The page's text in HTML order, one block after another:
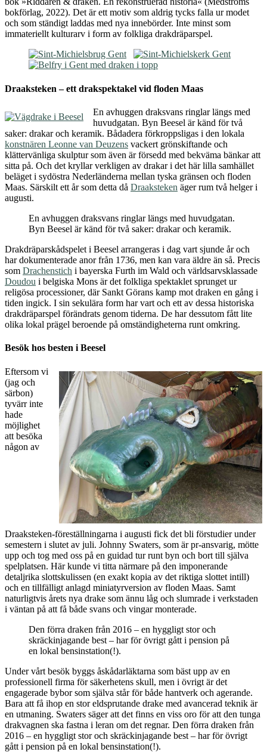
bokförlag, 2022). Det är ett motiv som aldrig tycks falla ur modet
och som ständigt laddas med nya innebörder. Inte minst som
immateriellt kulturarv i form av folkliga drakdräparspel.
Draaksteken – ett drakspektakel vid floden Maas
En avhuggen draksvans ringlar längs med
huvudgatan. Byn Beesel är känd för två
saker: drakar och keramik. Bådadera förkroppsligas i den lokala
konstnären Leonne van Deuzens vackert grönskiftande och
klättervänliga skulptur som även är försedd med bekväma bänkar att
sitta på. Och det kryllar verkligen av drakar i det här lilla samhället
beläget i sydöstra Nederländerna mellan tyska gränsen och floden
Maas. Särskilt ett år som detta då Draaksteken äger rum två helger i
augusti.
En avhuggen draksvans ringlar längs med huvudgatan.
Byn Beesel är känd för två saker: drakar och keramik.
Drakdräparskådspelet i Beesel arrangeras i dag vart sjunde år och
har dokumenterade anor från 1736, men kan vara äldre än så. Precis
som Drachenstich i bayerska Furth im Wald och världsarvsklassade
Doudou i belgiska Mons är det folkliga spektaklet sprunget ur
religösa processioner, där Sankt Görans kamp mot draken en gång i
tiden ingick. I sin sekulära form har vart och ett av dessa historiska
drakdräparspel förändrats genom tiderna. De har dessutom fått lite
olika lokal prägel beroende på omständigheterna runt omkring.
Besök hos besten i Beesel
Eftersom vi
(jag och
särbon)
tyvärr inte
hade
möjlighet
att besöka
någon av
Draaksteken-föreställningarna i augusti fick det bli förstudier under
semestern i slutet av juli. Johnny Swaters, som är pr-ansvarig, mötte
upp och tog med oss på en guidad tur runt byn och bort till själva
spelplatsen. Här kunde vi titta närmare på den imponerande
detaljrika slottskulissen (en exakt kopia av det riktiga slottet intill)
och en tillfälligt anlagd miniatyrversion av floden Maas. Samt
naturligtvis årets nya drake som ännu låg och slumrade i verkstaden
i väntan på att få både svans och vingar monterade.
Den förra draken från 2016 – en hyggligt stor och
skräckinjagande best – har för övrigt gått i pension på
en lokal bensinstation(!).
Under vårt besök byggs åskådarläktarna som bäst upp av en
professionell firma för säkerhetens skull, men i övrigt är det
engagerade bybor som själva står för både hantverk och agerande.
Bara att få ihop en stor eldsprutande drake med avancerad teknik är
en utmaning. Swaters säger att det finns en viss oro för att den tunga
drakvagnen ska fastna i leran om det regnar. Den förra draken från
2016 – en hyggligt stor och skräckinjagande best – har för övrigt
gått i pension på en lokal bensinstation(!).